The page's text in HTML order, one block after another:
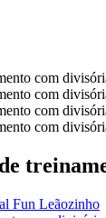
Fun Leãozinho